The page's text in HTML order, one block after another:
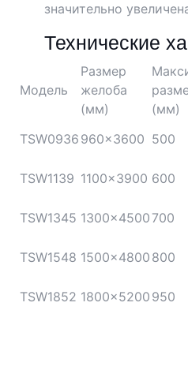
значительно
Технические
Модель
Размер
желоба
(мм)
(мм)
TSW0936 960×3600 500
TSW1139 1100×3900 600
TSW1345 1300×4500 700
TSW1548 1500×4800 800
TSW1852 1800×5200 950